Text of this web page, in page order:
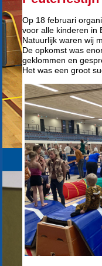
Op 18 februari
voor alle kinderen in
Natuurlijk waren wij
De opkomst was
geklommen en
Het was een groot